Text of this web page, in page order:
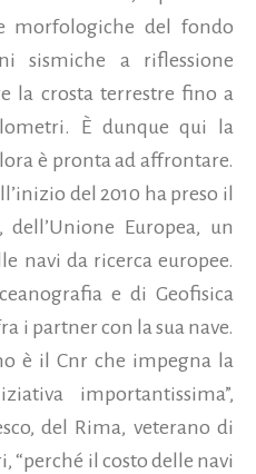
morfologiche del fondo
sismiche a riflessione
la crosta terrestre fino a
È dunque qui la
è pronta ad affrontare.
del 2010 ha preso il
Europea, un
navi da ricerca europee.
e di Geofisica
i partner con la sua nave.
è il Cnr che impegna la
importantissima”,
del Rima, veterano di
“perché il costo delle navi